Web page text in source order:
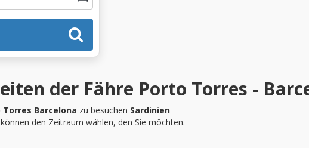
der Fähre Porto Torres -
Torres Barcelona zu besuchen Sardinien
den Zeitraum wählen, den Sie möchten.